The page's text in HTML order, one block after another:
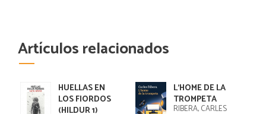
Artículos relacionados
HUELLAS EN
LOS FIORDOS
(HILDUR 1)
L'HOME DE LA
TROMPETA
RIBERA, CARLES